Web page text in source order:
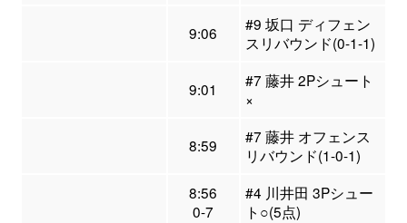
9:06
#9 坂口 ディフェン
スリバウンド(0-1-1)
9:01
#7 藤井 2Pシュート
×
8:59
#7 藤井 オフェンス
リバウンド(1-0-1)
8:56
0-7
#4 川井田 3Pシュー
ト○(5点)